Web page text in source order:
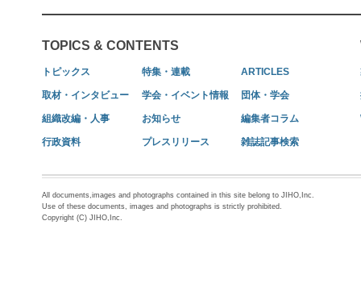
TOPICS & CONTENTS
トピックス 特集・連載 ARTICLES
取材・インタビュー 学会・イベント情報 団体・学会
組織改編・人事 お知らせ 編集者コラム
行政資料 プレスリリース 雑誌記事検索
All documents,images and photographs contained in this site belong to JIHO,Inc.
Use of these documents, images and photographs is strictly prohibited.
Copyright (C) JIHO,Inc.